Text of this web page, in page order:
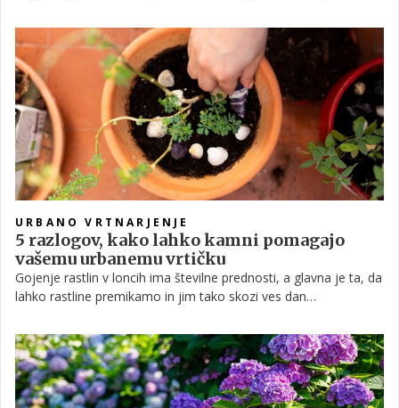
ljubitelji vina in vrtnarji v eni osebi.
URBANO VRTNARJENJE
5 razlogov, kako lahko kamni pomagajo
vašemu urbanemu vrtičku
Gojenje rastlin v loncih ima številne prednosti, a glavna je ta, da
lahko rastline premikamo in jim tako skozi ves dan
lahko, kadar gre za trajnice, jeseni ali pozimi postavimo v
garažo ali drug zaprt prostor, kjer bodo lažje počakale na toplo
spomladansko vreme. Če ste se tudi vi odločili svoj vrt preseliti
v korita, imamo za vas še en nadvse uporaben trik, za katerega